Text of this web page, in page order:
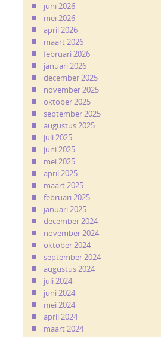
juni 2026
mei 2026
april 2026
maart 2026
februari 2026
januari 2026
december 2025
november 2025
oktober 2025
september 2025
augustus 2025
juli 2025
juni 2025
mei 2025
april 2025
maart 2025
februari 2025
januari 2025
december 2024
november 2024
oktober 2024
september 2024
augustus 2024
juli 2024
juni 2024
mei 2024
april 2024
maart 2024